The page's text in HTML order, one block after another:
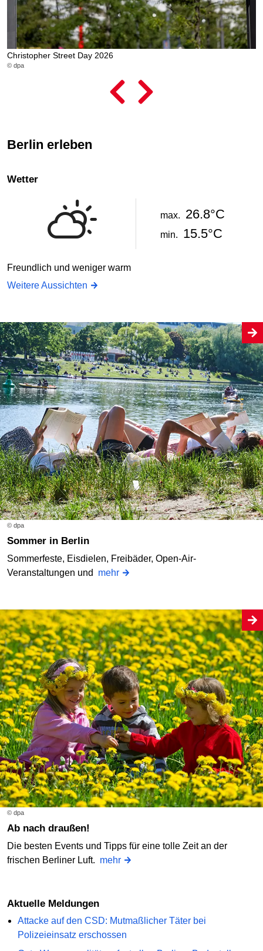
Christopher Street Day 2026
© dpa
Berlin erleben
Wetter
max. 26.8°C
min. 15.5°C
Freundlich und weniger warm
Weitere Aussichten
© dpa
Sommer in Berlin
Sommerfeste, Eisdielen, Freibäder, Open-Air-
Veranstaltungen und mehr
© dpa
Ab nach draußen!
Die besten Events und Tipps für eine tolle Zeit an der
frischen Berliner Luft. mehr
Aktuelle Meldungen
Attacke auf den CSD: Mutmaßlicher Täter bei
Polizeieinsatz erschossen